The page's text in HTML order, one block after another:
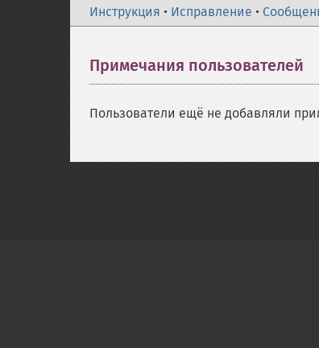
Инструкция • Исправление •
Примечания пользователей
Пользователи ещё не добавляли